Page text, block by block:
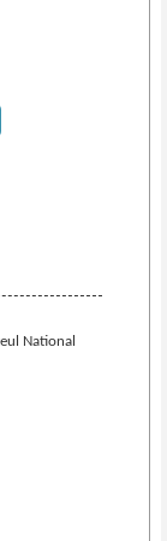
National